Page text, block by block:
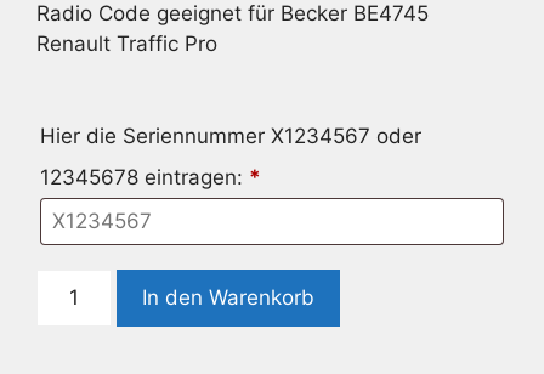
Radio Code geeignet für Becker BE4745
Renault Traffic Pro
Hier die Seriennummer X1234567 oder
12345678 eintragen: *
Code
In den Warenkorb